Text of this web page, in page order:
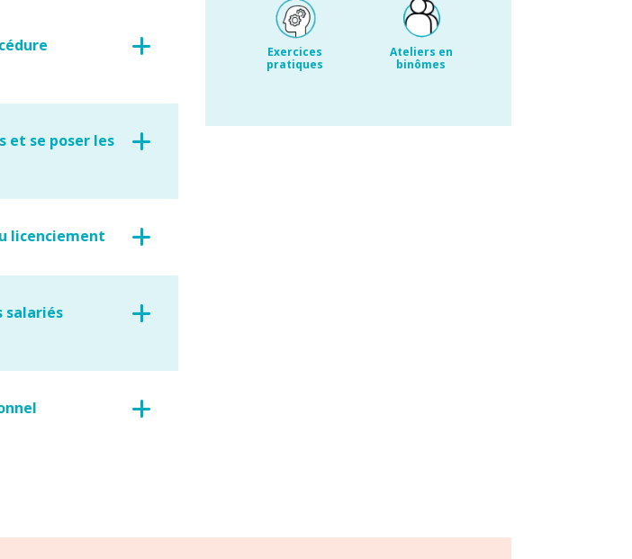
et se poser les
licenciement
salariés
Exercices
pratiques
Ateliers en
binômes